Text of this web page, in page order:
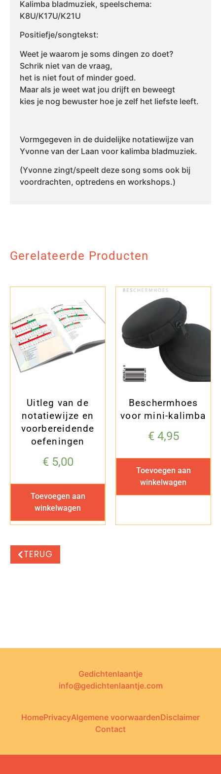
Kalimba bladmuziek, speelschema:
K8U/K17U/K21U
Positiefje/songtekst:
Weet je waarom je soms dingen zo doet?
Schrik niet van de vraag,
het is niet fout of minder goed.
Maar als je weet wat jou drijft en beweegt
kies je nog bewuster hoe je zelf het liefste leeft.
Vormgegeven in de duidelijke notatiewijze van
Yvonne van der Laan voor kalimba bladmuziek.
(Yvonne zingt/speelt deze song soms ook bij
voordrachten, optredens en workshops.)
Gerelateerde Producten
Uitleg van de
notatiewijze en
voorbereidende
oefeningen
€5,00
Toevoegen aan
winkelwagen
Beschermhoes
voor mini-kalimba
€4,95
Toevoegen aan
winkelwagen
TERUG
Gedichtenlaantje
info@gedichtenlaantje.com
HomePrivacyAlgemene voorwaardenDisclaimer
Contact